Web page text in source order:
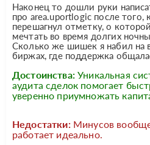
Наконец то дошли руки
про area.uportlogic после
перешагнул отметку, о
мечтать во время долгих
Сколько же шишек я набил на
биржах, где поддержка
Достоинства: Уникальная
аудита сделок помогает
уверенно приумножать
Недостатки: Минусов
работает идеально.